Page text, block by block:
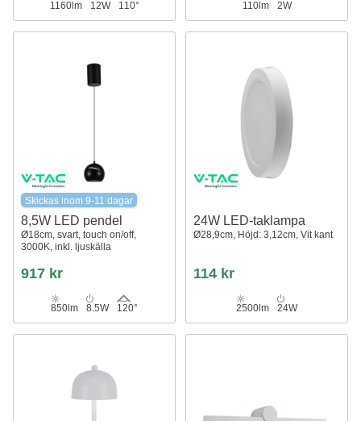
1160lm 12W 110° 110lm 2W
Skickas inom 9-11 dagar
8,5W LED pendel
Ø18cm, svart, touch on/off,
3000K, inkl. ljuskälla
917 kr
850lm 8.5W 120°
24W LED-taklampa
Ø28,9cm, Höjd: 3,12cm, Vit kant
114 kr
2500lm 24W